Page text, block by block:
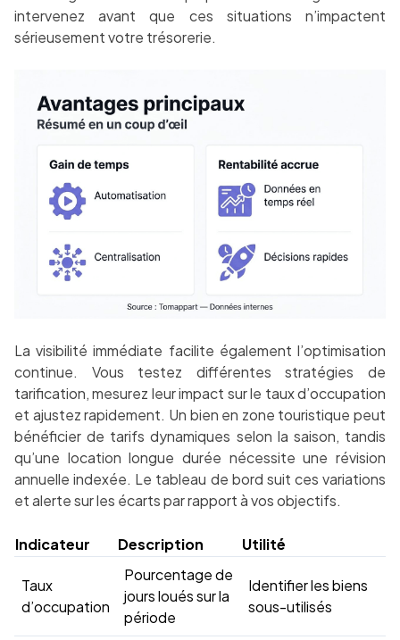
intervenez avant que ces situations n’impactent
sérieusement votre trésorerie.
La visibilité immédiate facilite également l’optimisation
continue. Vous testez différentes stratégies de
tarification, mesurez leur impact sur le taux d’occupation
et ajustez rapidement. Un bien en zone touristique peut
bénéficier de tarifs dynamiques selon la saison, tandis
qu’une location longue durée nécessite une révision
annuelle indexée. Le tableau de bord suit ces variations
et alerte sur les écarts par rapport à vos objectifs.
Indicateur Description Utilité
Taux
d’occupation
Pourcentage de
jours loués sur la
période
Identifier les biens
sous-utilisés